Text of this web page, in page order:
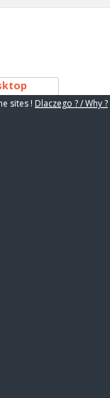
sites ! Dlaczego ? / Why ?